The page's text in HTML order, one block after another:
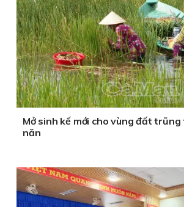
Mở sinh kế mới cho vùng đất
năn